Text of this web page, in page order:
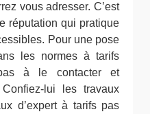
vous adresser. C’est
réputation qui pratique
Pour une pose
les normes à tarifs
pas à le contacter et
lui les travaux
d’expert à tarifs pas